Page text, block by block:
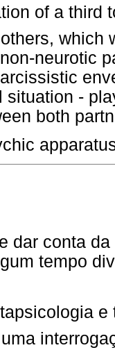
of a third
which
neurotic
situation -
both
dar conta
tempo
e